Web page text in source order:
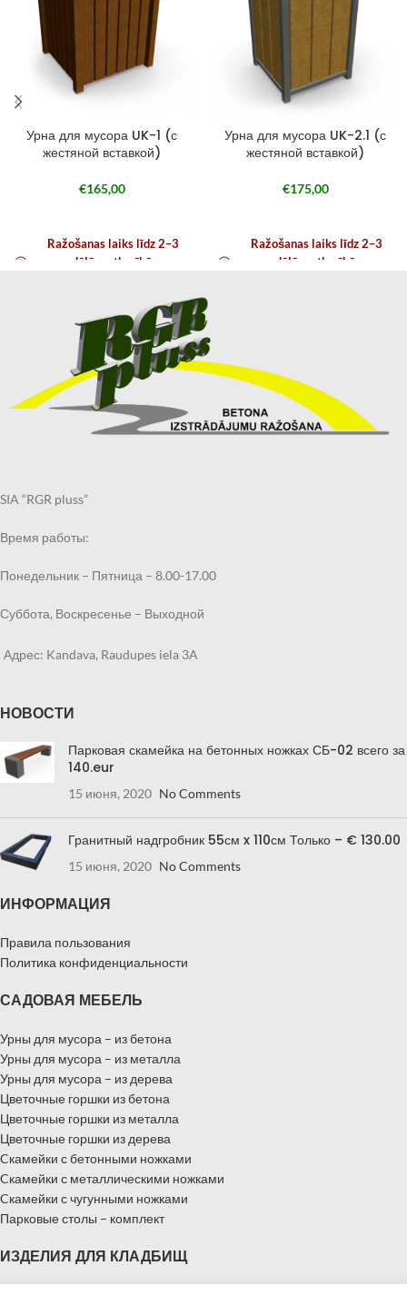
Урна для мусора UK-1 (с
жестяной вставкой)
€165,00
Ražošanas laiks līdz 2–3
nedēļām atkarībā no
Урна для мусора UK-2.1 (с
жестяной вставкой)
€175,00
Ražošanas laiks līdz 2–3
nedēļām atkarībā no
SIA “RGR pluss”
Время работы:
Понедельник – Пятница – 8.00-17.00
Суббота, Воскресенье – Выходной
Адрес: Kandava, Raudupes iela 3A
НОВОСТИ
Парковая скамейка на бетонных ножках СБ-02 всего за
140.eur
15 июня, 2020 No Comments
Гранитный надгробник 55см x 110см Только – € 130.00
15 июня, 2020 No Comments
ИНФОРМАЦИЯ
Правила пользования
Политика конфиденциальности
САДОВАЯ МЕБЕЛЬ
Урны для мусора – из бетона
Урны для мусора – из металла
Урны для мусора – из дерева
Цветочные горшки из бетона
Цветочные горшки из металла
Цветочные горшки из дерева
Cкамейки с бетонными ножками
Cкамейки с металлическими ножками
Cкамейки с чугунными ножками
Парковые столы – комплект
ИЗДЕЛИЯ ДЛЯ КЛАДБИЩ